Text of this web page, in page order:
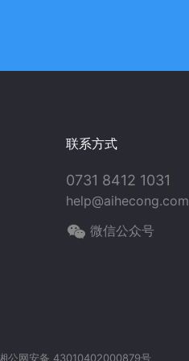
联系方式
0731 8412 1031
help@aihecong.com
微信公众号
公网安备 43010402000879号